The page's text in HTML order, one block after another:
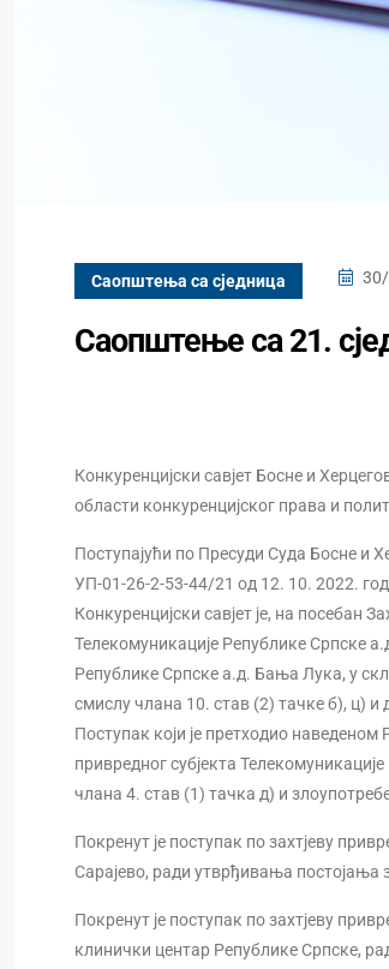
Саопштења са сједница
Саопштење са 21.
Конкуренцијски савјет Босне и
области конкуренцијског права и
Поступајући по Пресуди Суда Босне и
УП-01-26-2-53-44/21 од 12. 10. 2022.
Конкуренцијски савјет је, на посебан
Телекомуникације Републике Српске
Републике Српске а.д. Бања Лука, у
смислу члана 10. став (2) тачке б), ц) и
Поступак који је претходио
привредног субјекта
члана 4. став (1) тачка д) и
Покренут је поступак по захтјеву
Сарајево, ради утврђивања постојања
Покренут је поступак по захтјеву
клинички центар Републике Српске,